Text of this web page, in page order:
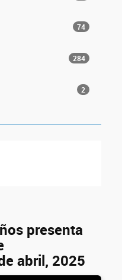
74
284
2
presenta
abril, 2025